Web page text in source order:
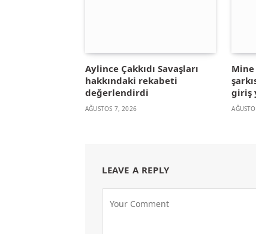
Aylince Çakkıdı Savaşları
hakkındaki rekabeti
değerlendirdi
AĞUSTOS 7, 2026
Mine
giriş
LEAVE A REPLY